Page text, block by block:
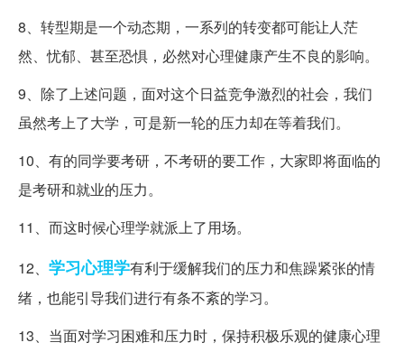
8、转型期是一个动态期，一系列的转变都可能让人茫
然、忧郁、甚至恐惧，必然对心理健康产生不良的影响。
9、除了上述问题，面对这个日益竞争激烈的社会，我们
虽然考上了大学，可是新一轮的压力却在等着我们。
10、有的同学要考研，不考研的要工作，大家即将面临的
是考研和就业的压力。
11、而这时候心理学就派上了用场。
12、 学习心理学有利于缓解我们的压力和焦躁紧张的情
绪，也能引导我们进行有条不紊的学习。
13、当面对学习困难和压力时，保持积极乐观的健康心理